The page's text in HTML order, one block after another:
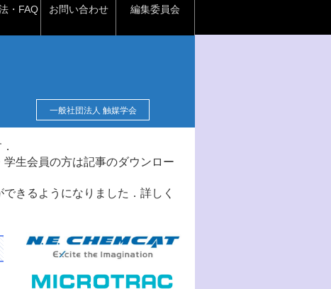
・FAQ お問い合わせ 編集委員会
一般社団法人 触媒学会
生会員の方は記事のダウンロー
きるようになりました．詳しく